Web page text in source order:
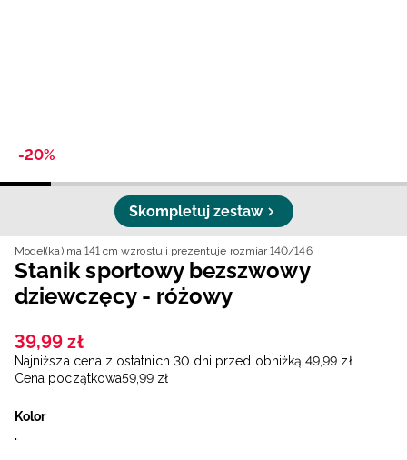
-20%
Skompletuj zestaw
Model(ka) ma 141 cm wzrostu i prezentuje rozmiar 140/146
Stanik sportowy bezszwowy
dziewczęcy - różowy
39,99 zł
Najniższa cena z ostatnich 30 dni przed obniżką 49,99 zł
Cena początkowa59,99 zł
Kolor